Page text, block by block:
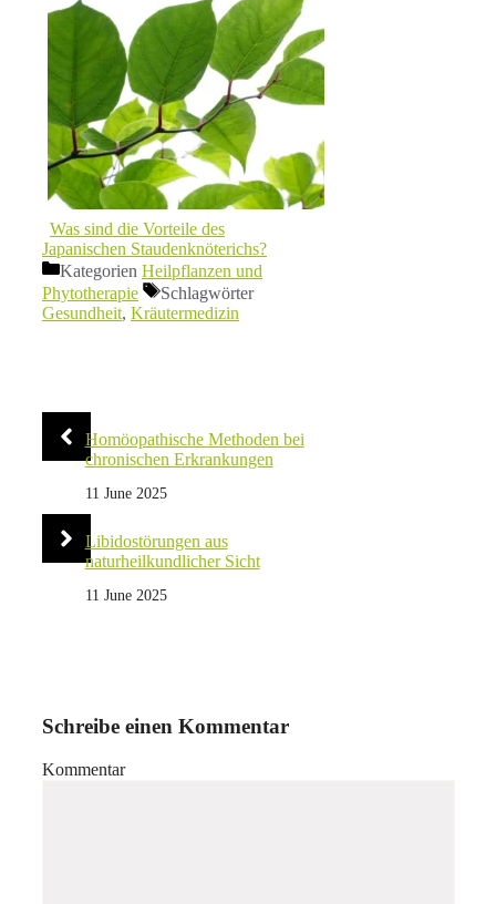
Was sind die Vorteile des
Japanischen Staudenknöterichs?
Kategorien Heilpflanzen und
Phytotherapie
Schlagwörter
Gesundheit, Kräutermedizin
Homöopathische Methoden bei
chronischen Erkrankungen
11 June 2025
Libidostörungen aus
naturheilkundlicher Sicht
11 June 2025
Schreibe einen Kommentar
Kommentar